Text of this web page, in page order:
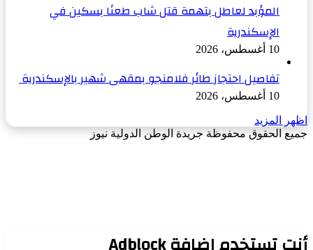
المؤبد لعاطل بتهمة قتل شاب طعنًا بسكين في
الإسكندرية
10 أغسطس، 2026
تفاصيل احتجاز طائر فلامنجو بمقهى شهير بالإسكندرية
10 أغسطس، 2026
اظهر المزيد
جميع الحقوق محفوظة جريدة الوطن الدولية نيوز